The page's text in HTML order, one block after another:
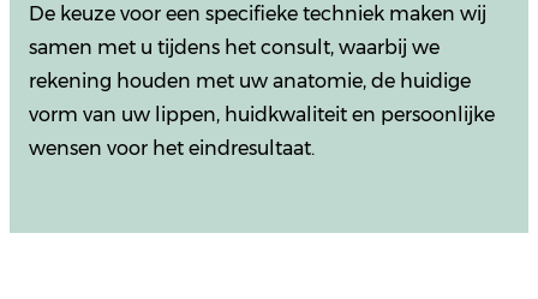
De keuze voor een specifieke techniek maken wij
samen met u tijdens het consult, waarbij we
rekening houden met uw anatomie, de huidige
vorm van uw lippen, huidkwaliteit en persoonlijke
wensen voor het eindresultaat.